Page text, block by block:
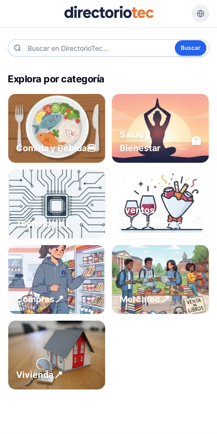
Buscar
Explora por categoría
Comida y Bebida🍔
Salud y
Bienestar
🏥
Tecnología📱
Eventos y
Celebraciones
Compras📍 Mercatec📍
Vivienda📍